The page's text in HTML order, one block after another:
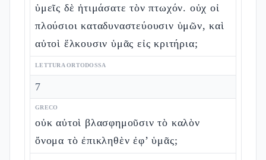
ὑμεῖς δὲ ἠτιμάσατε τὸν πτωχόν. οὐχ οἱ
πλούσιοι καταδυναστεύουσιν ὑμῶν, καὶ
αὐτοὶ ἕλκουσιν ὑμᾶς εἰς κριτήρια;
LETTURA ORTODOSSA
7
GRECO
οὐκ αὐτοὶ βλασφημοῦσιν τὸ καλὸν
ὄνομα τὸ ἐπικληθὲν ἐφ’ ὑμᾶς;